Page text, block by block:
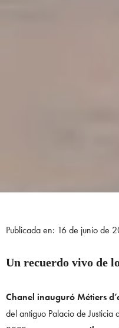
Publicada en: 16 de junio de
Un recuerdo vivo de
Chanel inauguró Métiers
del antiguo Palacio de